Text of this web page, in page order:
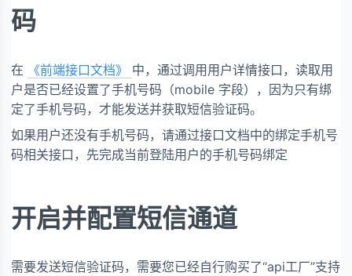
码
在 《前端接口文档》 中，通过调用用户详情接口，读取用
户是否已经设置了手机号码（mobile 字段），因为只有绑
定了手机号码，才能发送并获取短信验证码。
如果用户还没有手机号码，请通过接口文档中的绑定手机号
码相关接口，先完成当前登陆用户的手机号码绑定
开启并配置短信通道
需要发送短信验证码，需要您已经自行购买了“api工厂”支持